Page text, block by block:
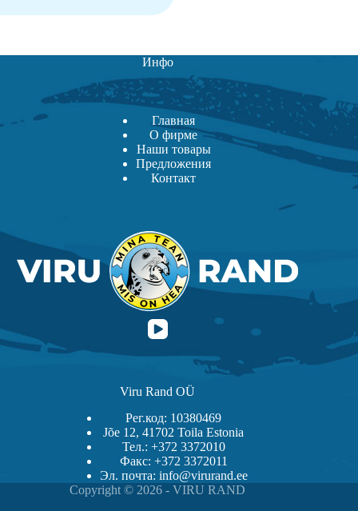
Инфо
Главная
О фирме
Наши товары
Предложения
Контакт
Viru Rand OÜ
Рег.код: 10380469
Jõe 12, 41702 Toila Estonia
Тел.: +372 3372010
Факс: +372 3372011
Эл. почта: info@virurand.ee
Copyright © 2026 - VIRU RAND